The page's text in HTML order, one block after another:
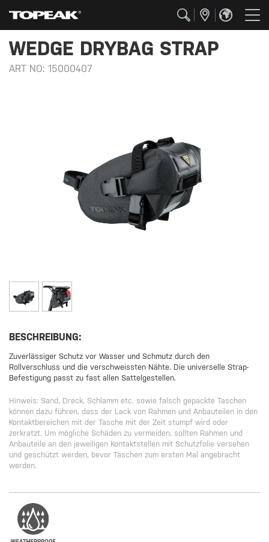
WEDGE DRYBAG STRAP
ART NO: 15000407
BESCHREIBUNG:
Zuverlässiger Schutz vor Wasser und Schmutz durch den
Rollverschluss und die verschweissten Nähte. Die universelle Strap-
Befestigung passt zu fast allen Sattelgestellen.
Hinweis: Sand, Dreck, Schlamm etc. sowie falsch gepackte Taschen
können dazu führen, dass der Lack von Rahmen und Anbauteilen in den
Kontaktbereichen mit der Tasche mit der Zeit stumpf wird oder
zerkratzt. Um mögliche Schäden zu vermeiden, sollten Rahmen und
Anbauteile an den jeweiligen Kontaktstellen mit Schutzfolie versehen
und geschützt werden, bevor Taschen zum ersten Mal angebracht
werden.